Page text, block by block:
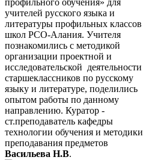
профильного обучения» для
учителей русского языка и
литературы профильных классов
школ РСО-Алания. Учителя
познакомились с методикой
организации проектной и
исследовательской деятельности
старшеклассников по русскому
языку и литературе, поделились
опытом работы по данному
направлению. Куратор -
ст.преподаватель кафедры
технологии обучения и методики
преподавания предметов
Васильева Н.В.